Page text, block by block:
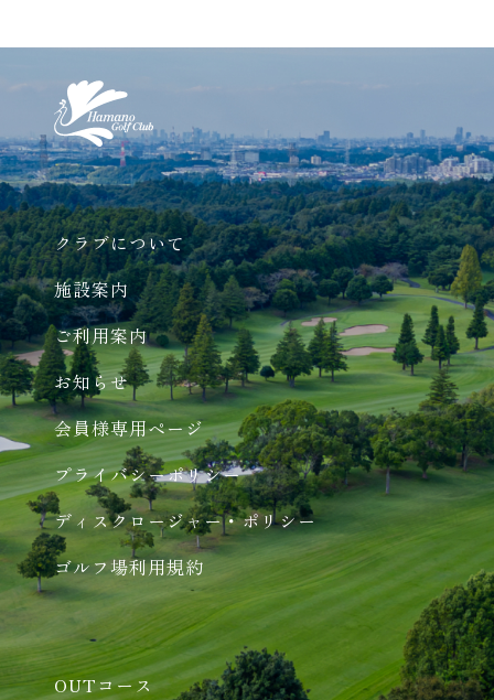
クラブについて
施設案内
ご利用案内
お知らせ
会員様専用ページ
プライバシーポリシー
ディスクロージャー・ポリシー
ゴルフ場利用規約
OUTコース